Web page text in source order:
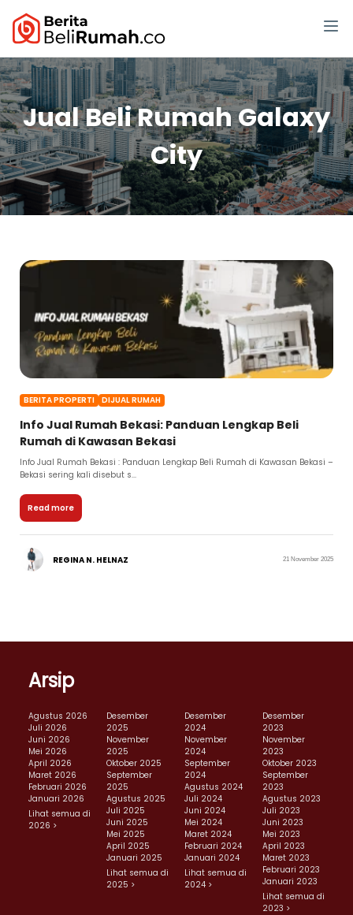
Jual Beli Rumah Galaxy
City
BERITA PROPERTI DIJUAL RUMAH
Info Jual Rumah Bekasi: Panduan Lengkap Beli
Rumah di Kawasan Bekasi
Info Jual Rumah Bekasi : Panduan Lengkap Beli Rumah di Kawasan Bekasi –
Bekasi sering kali disebut s...
Read more
REGINA N. HELNAZ 21 November 2025
Arsip
Agustus 2026
Juli 2026
Juni 2026
Mei 2026
April 2026
Maret 2026
Februari 2026
Januari 2026
Lihat semua di
2026 >
Desember
2025
November
2025
Oktober 2025
September
2025
Agustus 2025
Juli 2025
Juni 2025
Mei 2025
April 2025
Januari 2025
Lihat semua di
2025 >
Desember
2024
November
2024
September
2024
Agustus 2024
Juli 2024
Juni 2024
Mei 2024
Maret 2024
Februari 2024
Januari 2024
Lihat semua di
2024 >
Desember
2023
November
2023
Oktober 2023
September
2023
Agustus 2023
Juli 2023
Juni 2023
Mei 2023
April 2023
Maret 2023
Februari 2023
Januari 2023
Lihat semua di
2023 >